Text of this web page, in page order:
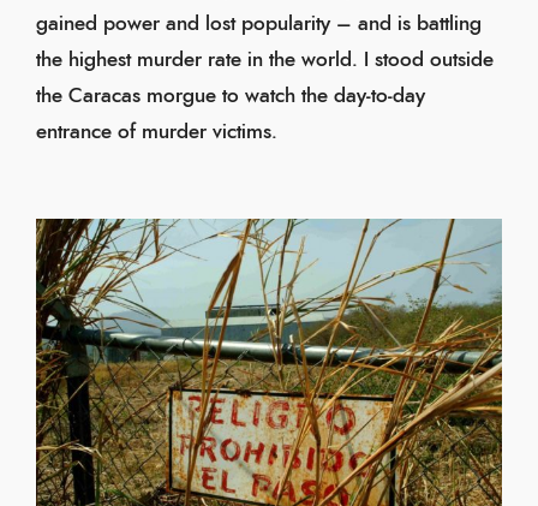
gained power and lost popularity – and is battling
the highest murder rate in the world. I stood outside
the Caracas morgue to watch the day-to-day
entrance of murder victims.